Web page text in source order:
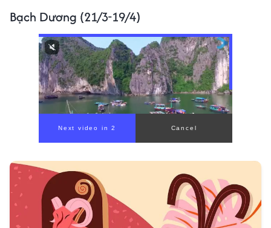
Bạch Dương (21/3-19/4)